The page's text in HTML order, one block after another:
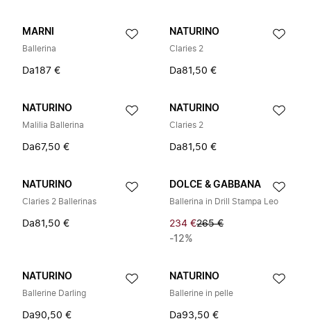
MARNI
Ballerina
Da187 €
NATURINO
Claries 2
Da81,50 €
NATURINO
Malilia Ballerina
Da67,50 €
NATURINO
Claries 2
Da81,50 €
NATURINO
Claries 2 Ballerinas
Da81,50 €
DOLCE & GABBANA
Ballerina in Drill Stampa Leo
234 €265 €
-12%
NATURINO
Ballerine Darling
Da90,50 €
NATURINO
Ballerine in pelle
Da93,50 €